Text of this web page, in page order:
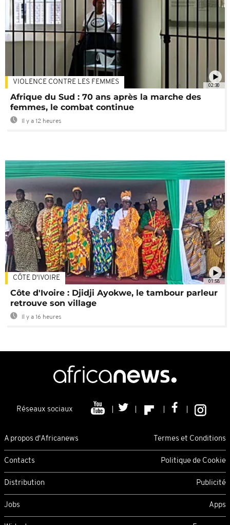
02:30
VIOLENCE CONTRE LES FEMMES
Afrique du Sud : 70 ans après la marche des
femmes, le combat continue
Il y a 12 heures
01:58
CÔTE D'IVOIRE
Côte d'Ivoire : Djidji Ayokwe, le tambour parleur
retrouve son village
Il y a 16 heures
Réseaux sociaux
A propos d'Africanews Termes et Conditions
Contacts Politique de Cookie
Distribution Publicité
Jobs Apps